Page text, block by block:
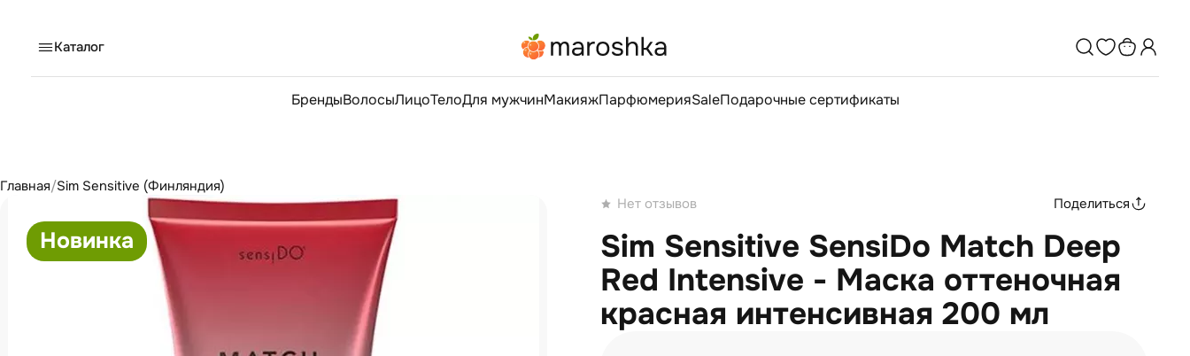
Каталог
БрендыВолосыЛицоТелоДля мужчинМакияжПарфюмерияSaleПодарочные сертификаты
Главная/Sim Sensitive (Финляндия)
Новинка
Нет отзывов Поделиться
Sim Sensitive SensiDo Match Deep
Red Intensive - Маска оттеночная
красная интенсивная 200 мл